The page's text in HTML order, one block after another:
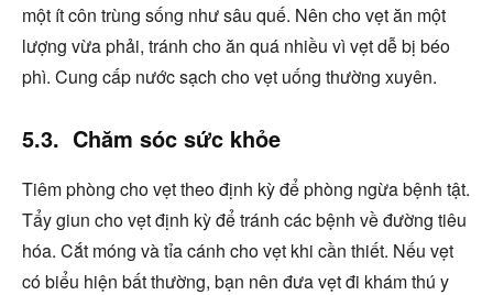
một ít côn trùng sống như sâu quế. Nên cho vẹt ăn một
lượng vừa phải, tránh cho ăn quá nhiều vì vẹt dễ bị béo
phì. Cung cấp nước sạch cho vẹt uống thường xuyên.
5.3. Chăm sóc sức khỏe
Tiêm phòng cho vẹt theo định kỳ để phòng ngừa bệnh tật.
Tẩy giun cho vẹt định kỳ để tránh các bệnh về đường tiêu
hóa. Cắt móng và tỉa cánh cho vẹt khi cần thiết. Nếu vẹt
có biểu hiện bất thường, bạn nên đưa vẹt đi khám thú y